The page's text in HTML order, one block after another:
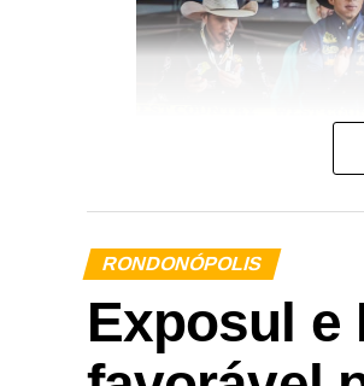
RONDONÓPOLIS
Exposul e